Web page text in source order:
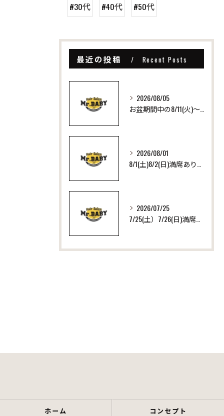
#30代
#40代 #50代
最近の投稿 Recent Posts
2026/08/05
2026/08/01
2026/07/25
ホーム コンセプト